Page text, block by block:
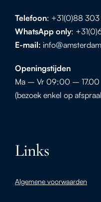
Telefoon: +31(0)88
WhatsApp only:
E-mail:
Openingstijden
Ma – Vr 09:00 – 17.00
(bezoek enkel op
Links
Algemene voorwaarden